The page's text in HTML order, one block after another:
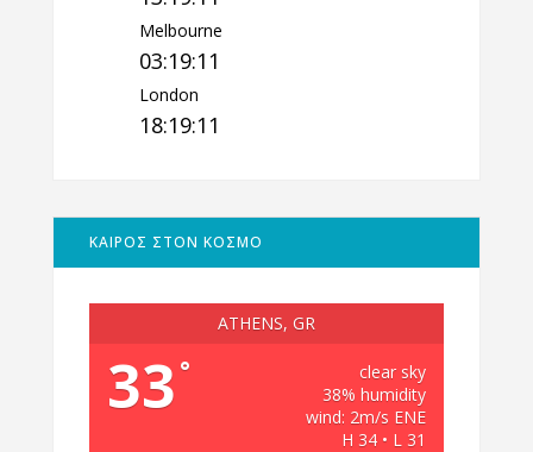
Melbourne
03:19:12
London
18:19:12
ΚΑΙΡΟΣ ΣΤΟΝ ΚΟΣΜΟ
ATHENS, GR
33 °
clear sky
38% humidity
wind: 2m/s ENE
H 34 • L 31